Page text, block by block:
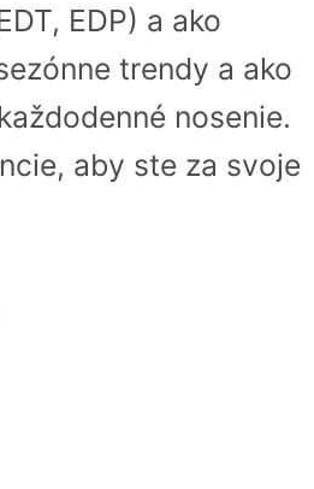
EDP) a ako
trendy a ako
nosenie.
aby ste za svoje